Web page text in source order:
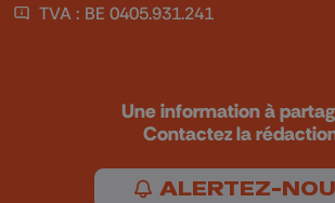
TVA : BE 0405.931.241
Une information à
Contactez la
ALERTEZ-